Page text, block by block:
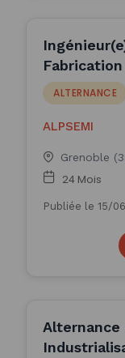
composant
gap H/F
ALTERNANCE
ALPSEMI
Grenoble
24 Mois
Publiée le 15/